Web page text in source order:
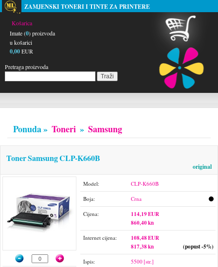
ZAMJENSKI TONERI I TINTE ZA PRINTERE
Košarica
Imate (0) proizvoda
u košarici
0,00EUR
Pretraga proizvoda
Ponuda » Toneri » Samsung
Toner Samsung CLP-K660B
original
Model: CLP-K660B
Boja: Crna
Cijena:
114,19 EUR
860,40 kn
Internet cijena:
108,48 EUR
817,38 kn
(popust -5%)
Ispis: 5500 [str.]